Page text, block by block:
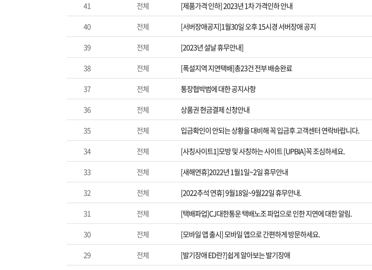
41 전체 [제품가격 인하] 2023년 1차 가격인하 안내
40 전체 [서버장애공지]1월30일 오후 15시경 서버장애 공지
39 전체 [2023년 설날 휴무안내]
38 전체 [폭설지역 지연택배]총23건 전부 배송완료
37 전체 통장협박범에 대한 공지사항
36 전체 상품권 현금결제 신청안내
35 전체 입금확인이 안되는 상황을 대비해 꼭 입금후 고객센터 연락바랍니다.
34 전체 [사칭사이트1]모방 및 사칭하는 사이트 [UPBIA]꼭 조심하세요.
33 전체 [새해연휴]2022년 1월1일~2일 휴무안내
32 전체 [2022추석 연휴] 9월18일~9월22일 휴무안내.
31 전체 [택배파업]CJ대한통운 택배노조 파업으로 인한 지연에 대한 알림.
30 전체 [모바일 앱 출시] 모바일 앱으로 간편하게 방문하세요.
29 전체 [발기장애 ED란?]쉽게 알아보는 발기장애